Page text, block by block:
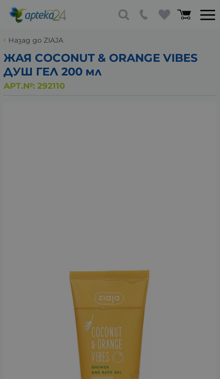
Назад до ZIAJA
ЖАЯ COCONUT & ORANGE VIBES
ДУШ ГЕЛ 200 мл
АРТ.№: 292110